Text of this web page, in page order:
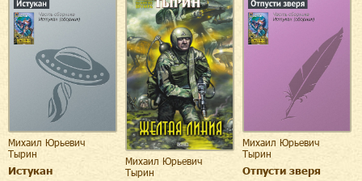
Михаил Юрьевич
Тырин
Истукан
Михаил Юрьевич
Тырин
Михаил Юрьевич
Тырин
Отпусти зверя